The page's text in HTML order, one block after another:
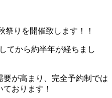
りを開催致します！！
てから約半年が経ちまし
が高まり、完全予約制では
おります！